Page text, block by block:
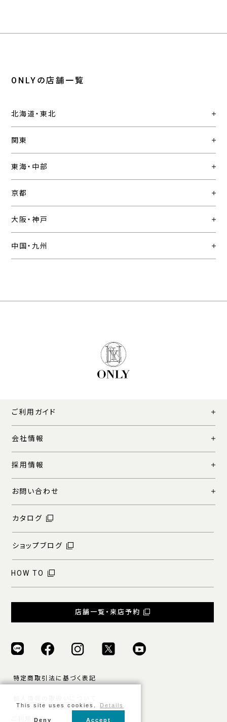
ONLYの店舗一覧
北海道・東北
関東
東海・中部
京都
大阪・神戸
中国・九州
ご利用ガイド
会社情報
採用情報
お問い合わせ
カタログ
ショップブログ
HOW TO
店舗一覧・来店予約
特定商取引法に基づく表記
ご利用規約
This site uses cookies. Details
Deny Accept